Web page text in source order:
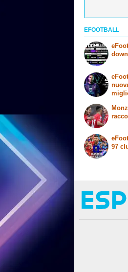
EFOOTBALL
97